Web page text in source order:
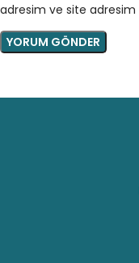
adresim ve site adresim